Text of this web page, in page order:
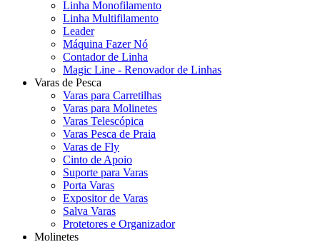
Linha Monofilamento
Linha Multifilamento
Leader
Máquina Fazer Nó
Contador de Linha
Magic Line - Renovador de Linhas
Varas de Pesca
Varas para Carretilhas
Varas para Molinetes
Varas Telescópica
Varas Pesca de Praia
Varas de Fly
Cinto de Apoio
Suporte para Varas
Porta Varas
Expositor de Varas
Salva Varas
Protetores e Organizador
Molinetes